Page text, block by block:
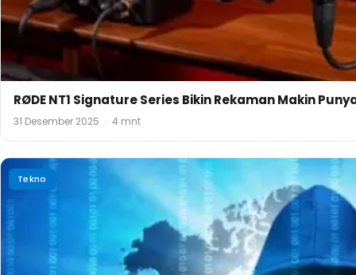
RØDE NT1 Signature Series Bikin Rekaman Makin
31 Desember 2025 · 4 mnt
Tekno